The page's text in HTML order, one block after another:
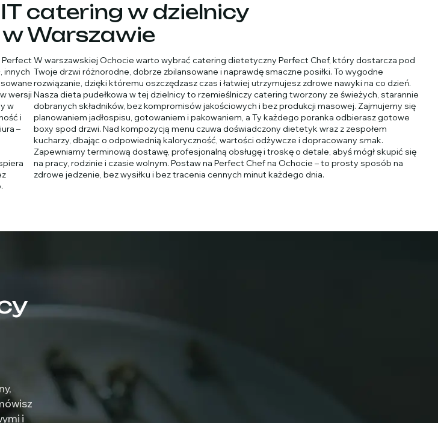
catering w dzielnicy
Warszawie
Perfect
innych
wersji
w
i
–
W warszawskiej Ochocie warto wybrać catering dietetyczny Perfect Chef, który dostarcza pod
Twoje drzwi różnorodne, dobrze zbilansowane i naprawdę smaczne posiłki. To wygodne
rozwiązanie, dzięki któremu oszczędzasz czas i łatwiej utrzymujesz zdrowe nawyki na co dzień.
Nasza dieta pudełkowa w tej dzielnicy to rzemieślniczy catering tworzony ze świeżych, starannie
dobranych składników, bez kompromisów jakościowych i bez produkcji masowej. Zajmujemy się
planowaniem jadłospisu, gotowaniem i pakowaniem, a Ty każdego poranka odbierasz gotowe
boxy spod drzwi. Nad kompozycją menu czuwa doświadczony dietetyk wraz z zespołem
kucharzy, dbając o odpowiednią kaloryczność, wartości odżywcze i dopracowany smak.
Zapewniamy terminową dostawę, profesjonalną obsługę i troskę o detale, abyś mógł skupić się
na pracy, rodzinie i czasie wolnym. Postaw na Perfect Chef na Ochocie – to prosty sposób na
zdrowe jedzenie, bez wysiłku i bez tracenia cennych minut każdego dnia.
i